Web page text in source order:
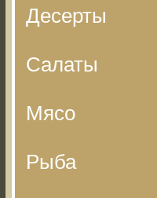
Десерты
Салаты
Мясо
Рыба